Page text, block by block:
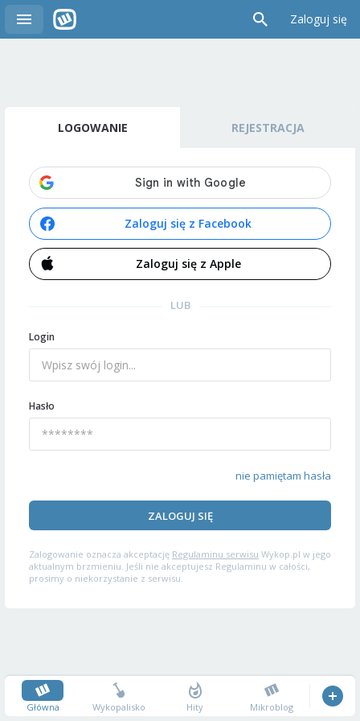
Zaloguj się
LOGOWANIE REJESTRACJA
Zaloguj się z Facebook
Zaloguj się z Apple
LUB
Login
Hasło
nie pamiętam hasła
ZALOGUJ SIĘ
Zalogowanie oznacza akceptację Regulaminu serwisu Wykop.pl w jego
aktualnym brzmieniu. Jeśli nie akceptujesz Regulaminu w całości,
prosimy o niekorzystanie z serwisu.
Główna Wykopalisko Hity Mikroblog